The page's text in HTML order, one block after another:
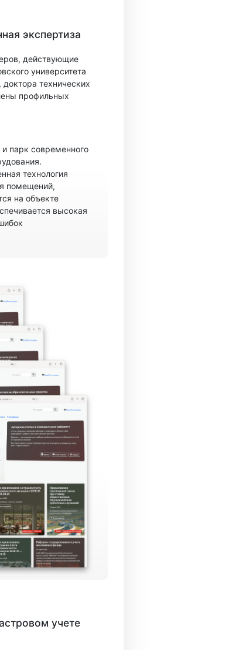
экспертиза
действующие
университета
технических
профильных
парк современного
технология
помещений,
на объекте
высокая
учете